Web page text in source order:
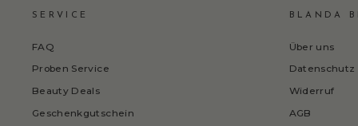
SERVICE
FAQ
Proben Service
Beauty Deals
Geschenkgutschein
BLANDA
Über uns
Datenschutz
Widerruf
AGB